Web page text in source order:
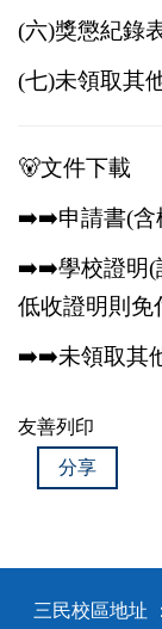
(六)獎懲紀錄
(七)未領取其
🐻文件下載
➡➡申請書(
➡➡學校證明
低收證明則免
➡➡未領取其
友善列印
分享
三民校區地址